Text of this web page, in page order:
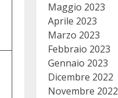
Maggio 2023
Aprile 2023
Marzo 2023
Febbraio 2023
Gennaio 2023
Dicembre 2022
Novembre 2022